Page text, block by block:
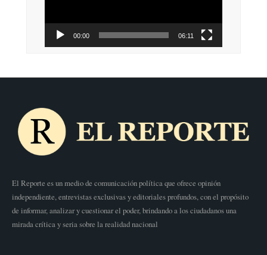
00:00 06:11
El Reporte es un medio de comunicación política que ofrece opinión
independiente, entrevistas exclusivas y editoriales profundos, con el propósito
de informar, analizar y cuestionar el poder, brindando a los ciudadanos una
mirada crítica y seria sobre la realidad nacional